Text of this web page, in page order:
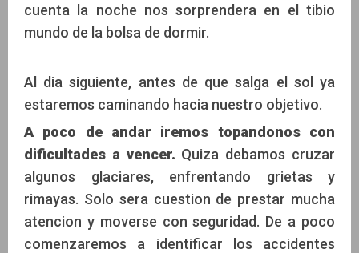
cuenta la noche nos sorprendera en el tibio
mundo de la bolsa de dormir.
Al dia siguiente, antes de que salga el sol ya
estaremos caminando hacia nuestro objetivo.
A poco de andar iremos topandonos con
dificultades a vencer. Quiza debamos cruzar
algunos glaciares, enfrentando grietas y
rimayas. Solo sera cuestion de prestar mucha
atencion y moverse con seguridad. De a poco
comenzaremos a identificar los accidentes